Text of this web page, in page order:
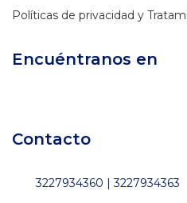
Políticas de privacidad y
Encuéntranos en
Contacto
3227934360 | 3227934363